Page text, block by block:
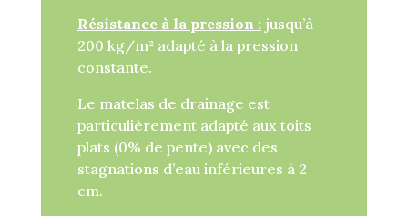
Résistance à la pression :jusqu’à
200 kg/m² adapté à la pression
constante.
Le matelas de drainage est
particulièrement adapté aux toits
plats (0% de pente) avec des
stagnations d’eau inférieures à 2
cm.